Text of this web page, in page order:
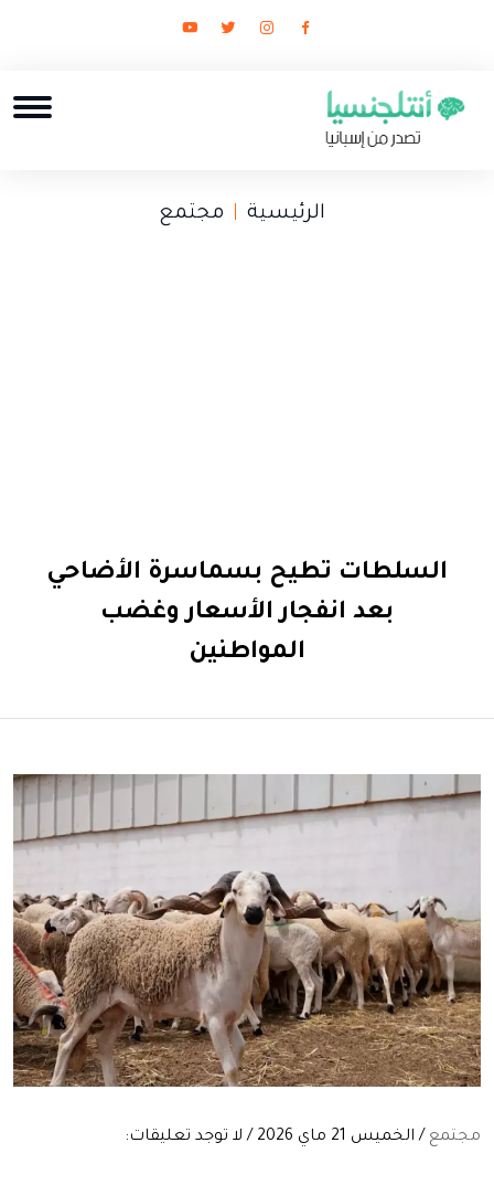
الرئيسية مجتمع
السلطات تطيح بسماسرة الأضاحي
بعد انفجار الأسعار وغضب
المواطنين
مجتمع / الخميس 21 ماي 2026 / لا توجد تعليقات: